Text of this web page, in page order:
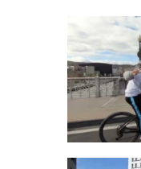
inscripciones
contacto